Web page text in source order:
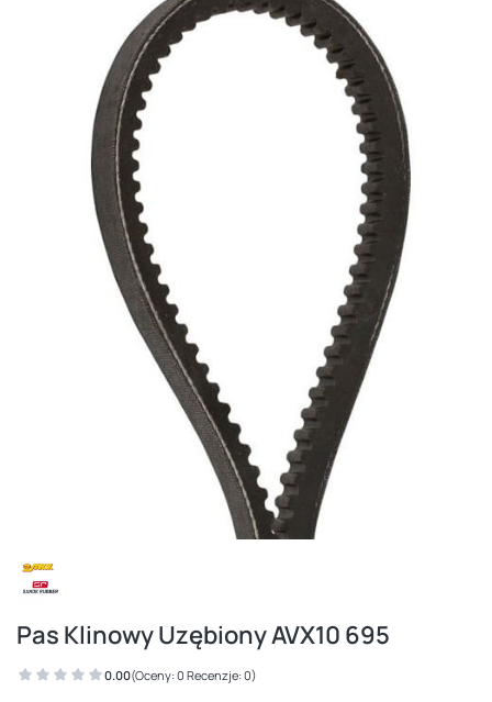
Pas Klinowy Uzębiony AVX10 695
0.00(Oceny: 0 Recenzje: 0)